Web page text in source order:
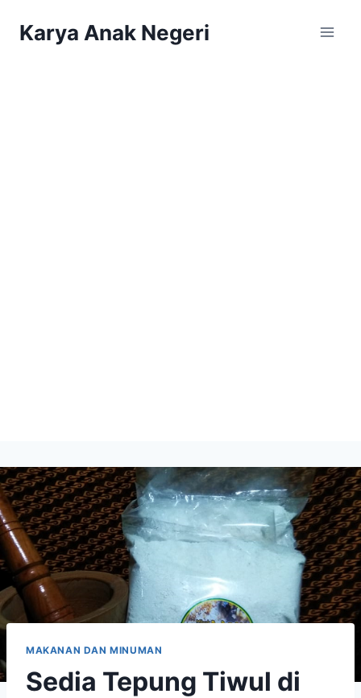
Karya Anak Negeri
MAKANAN DAN MINUMAN
Sedia Tepung Tiwul di